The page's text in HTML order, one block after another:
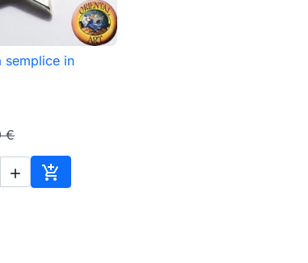
semplice in
€
 
Aggiungi al carrello